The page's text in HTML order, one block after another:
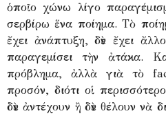
ὁποῖο χώνω λίγο
σερβίρω ἕνα ποίημα. Τὸ
ἔχει ἀνάπτυξη, δὲν ἔχει
παραγεμίσει τὴν ἀτάκα.
πρόβλημα, ἀλλὰ γιὰ τὸ
προσόν, διότι οἱ
δὲν ἀντέχουν ἢ δὲν θέλουν νὰ